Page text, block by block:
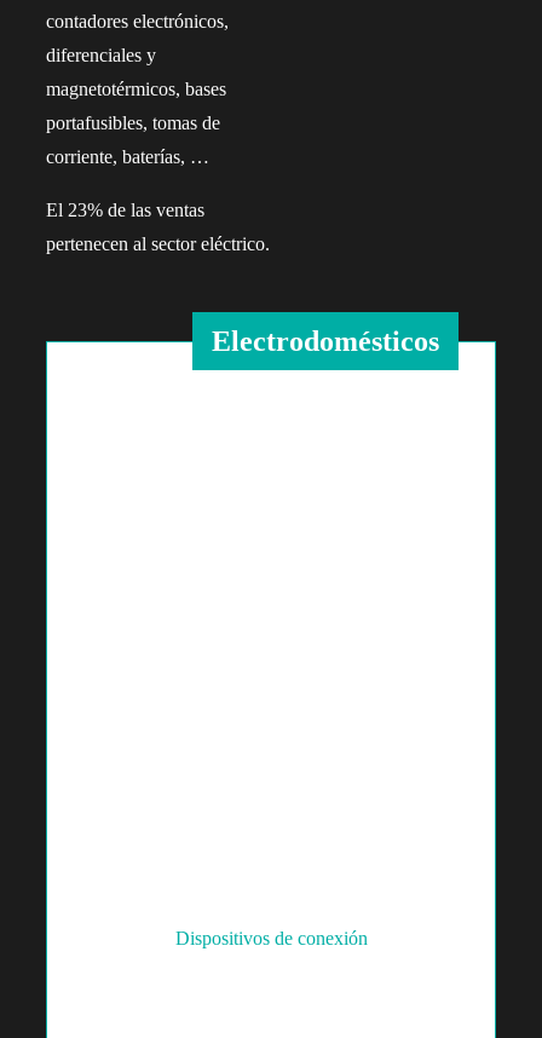
contadores electrónicos,
diferenciales y
magnetotérmicos, bases
portafusibles, tomas de
corriente, baterías, …
El 23% de las ventas
pertenecen al sector eléctrico.
Electrodomésticos
Dispositivos de conexión